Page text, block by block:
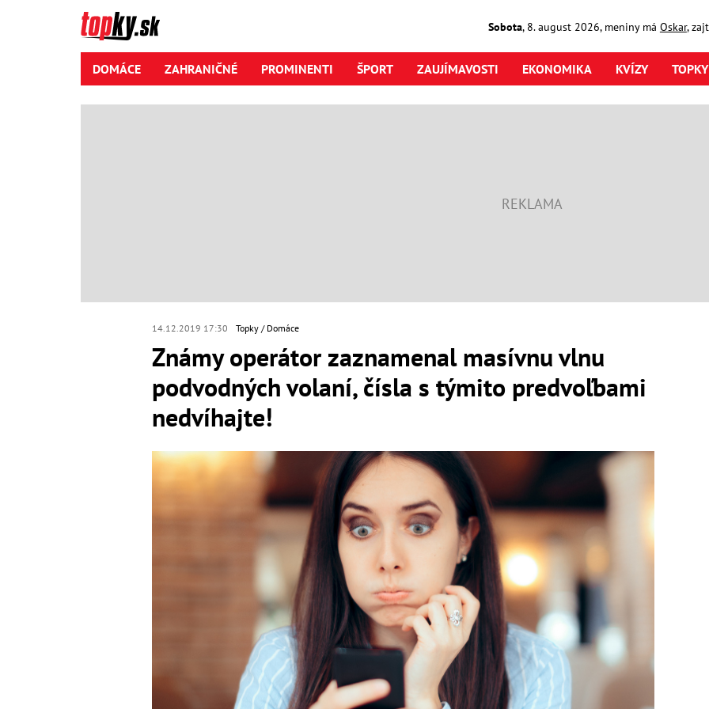
Sobota, 8. august2026, meniny má Oskar,
DOMÁCE ZAHRANIČNÉ PROMINENTI ŠPORT ZAUJÍMAVOSTI EKONOMIKA KVÍZY
14.12.2019 17:30 Topky Domáce
Známy operátor zaznamenal masívnu vlnu
podvodných volaní, čísla s týmito predvoľbami
nedvíhajte!